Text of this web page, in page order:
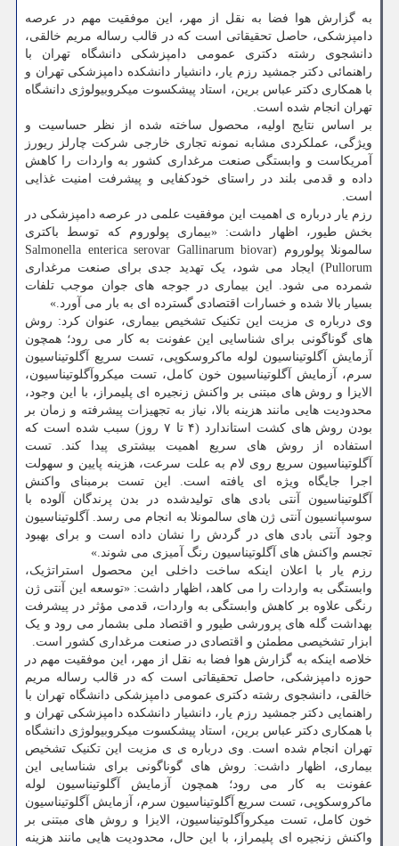
به گزارش هوا فضا به نقل از مهر، این موفقیت مهم در عرصه
دامپزشکی، حاصل تحقیقاتی است که در قالب رساله مریم خالقی،
دانشجوی رشته دکتری عمومی دامپزشکی دانشگاه تهران با
راهنمائی دکتر جمشید رزم یار، دانشیار دانشکده دامپزشکی تهران و
با همکاری دکتر عباس برین، استاد پیشکسوت میکروبیولوژی دانشگاه
تهران انجام شده است.
بر اساس نتایج اولیه، محصول ساخته شده از نظر حساسیت و
ویژگی، عملکردی مشابه نمونه تجاری خارجی شرکت چارلز ریورز
آمریکاست و وابستگی صنعت مرغداری کشور به واردات را کاهش
داده و قدمی بلند در راستای خودکفایی و پیشرفت امنیت غذایی
است.
رزم یار درباره ی اهمیت این موفقیت علمی در عرصه دامپزشکی در
بخش طیور، اظهار داشت: «بیماری پولوروم که توسط باکتری
سالمونلا پولوروم (Salmonella enterica serovar Gallinarum biovar
Pullorum) ایجاد می شود، یک تهدید جدی برای صنعت مرغداری
شمرده می شود. این بیماری در جوجه های جوان موجب تلفات
بسیار بالا شده و خسارات اقتصادی گسترده ای به بار می آورد.»
وی درباره ی مزیت این تکنیک تشخیص بیماری، عنوان کرد: روش
های گوناگونی برای شناسایی این عفونت به کار می رود؛ همچون
آزمایش آگلوتیناسیون لوله ماکروسکوپی، تست سریع آگلوتیناسیون
سرم، آزمایش آگلوتیناسیون خون کامل، تست میکروآگلوتیناسیون،
الایزا و روش های مبتنی بر واکنش زنجیره ای پلیمراز، با این وجود،
محدودیت هایی مانند هزینه بالا، نیاز به تجهیزات پیشرفته و زمان بر
بودن روش های کشت استاندارد (۴ تا ۷ روز) سبب شده است که
استفاده از روش های سریع اهمیت بیشتری پیدا کند. تست
آگلوتیناسیون سریع روی لام به علت سرعت، هزینه پایین و سهولت
اجرا جایگاه ویژه ای یافته است. این تست برمبنای واکنش
آگلوتیناسیون آنتی بادی های تولیدشده در بدن پرندگان آلوده با
سوسپانسیون آنتی ژن های سالمونلا به انجام می رسد. آگلوتیناسیون
وجود آنتی بادی های در گردش را نشان داده است و برای بهبود
تجسم واکنش های آگلوتیناسیون رنگ آمیزی می شوند.»
رزم یار با اعلان اینکه ساخت داخلی این محصول استراتژیک،
وابستگی به واردات را می کاهد، اظهار داشت: «توسعه این آنتی ژن
رنگی علاوه بر کاهش وابستگی به واردات، قدمی مؤثر در پیشرفت
بهداشت گله های پرورشی طیور و اقتصاد ملی بشمار می رود و یک
ابزار تشخیصی مطمئن و اقتصادی در صنعت مرغداری کشور است.
خلاصه اینکه به گزارش هوا فضا به نقل از مهر، این موفقیت مهم در
حوزه دامپزشکی، حاصل تحقیقاتی است که در قالب رساله مریم
خالقی، دانشجوی رشته دکتری عمومی دامپزشکی دانشگاه تهران با
راهنمایی دکتر جمشید رزم یار، دانشیار دانشکده دامپزشکی تهران و
با همکاری دکتر عباس برین، استاد پیشکسوت میکروبیولوژی دانشگاه
تهران انجام شده است. وی درباره ی ی مزیت این تکنیک تشخیص
بیماری، اظهار داشت: روش های گوناگونی برای شناسایی این
عفونت به کار می رود؛ همچون آزمایش آگلوتیناسیون لوله
ماکروسکوپی، تست سریع آگلوتیناسیون سرم، آزمایش آگلوتیناسیون
خون کامل، تست میکروآگلوتیناسیون، الایزا و روش های مبتنی بر
واکنش زنجیره ای پلیمراز، با این حال، محدودیت هایی مانند هزینه